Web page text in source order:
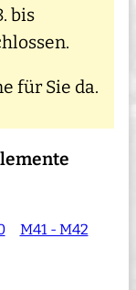
bis
für Sie da.
M41 - M42